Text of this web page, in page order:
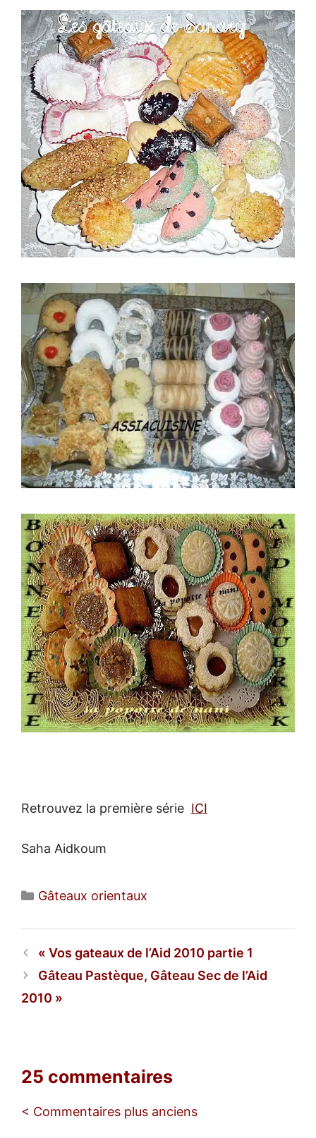
Retrouvez la première série ICI
Saha Aidkoum
Catégories
Gâteaux orientaux
Vos gateaux de l’Aid 2010 partie 1
Gâteau Pastèque, Gâteau Sec de l’Aid
2010
25 commentaires
Navigation
< Commentaires plus anciens